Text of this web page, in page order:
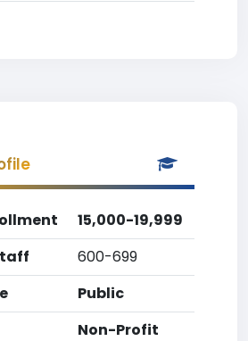
15,000-19,999
600-699
Public
Non-Profit